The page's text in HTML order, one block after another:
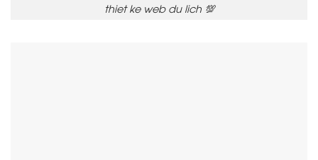
thiet ke web du lich 💯